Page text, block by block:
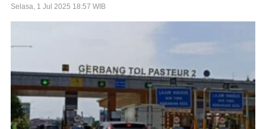
Selasa, 1 Jul 2025 18:57 WIB